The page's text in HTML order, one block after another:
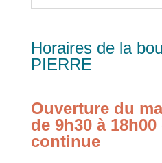
Horaires de la
PIERRE
Ouverture du
de 9h30 à
continue